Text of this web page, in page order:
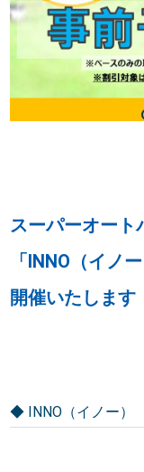
スーパーオート
「INNO（イノ
開催いたします
◆ INNO（イノー）